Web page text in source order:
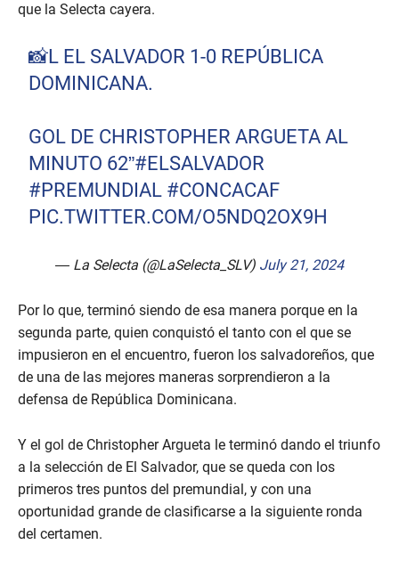
que la Selecta cayera.
📸L EL SALVADOR 1-0 REPÚBLICA
DOMINICANA.
GOL DE CHRISTOPHER ARGUETA AL
MINUTO 62”#ELSALVADOR
#PREMUNDIAL #CONCACAF
PIC.TWITTER.COM/O5NDQ2OX9H
— La Selecta (@LaSelecta_SLV) July 21, 2024
Por lo que, terminó siendo de esa manera porque en la
segunda parte, quien conquistó el tanto con el que se
impusieron en el encuentro, fueron los salvadoreños, que
de una de las mejores maneras sorprendieron a la
defensa de República Dominicana.
Y el gol de Christopher Argueta le terminó dando el triunfo
a la selección de El Salvador, que se queda con los
primeros tres puntos del premundial, y con una
oportunidad grande de clasificarse a la siguiente ronda
del certamen.